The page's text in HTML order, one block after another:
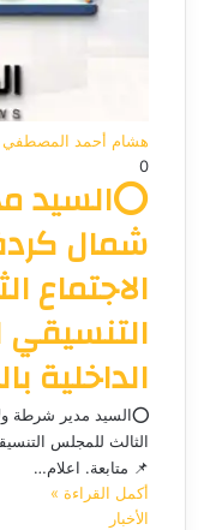
هشام أحمد المصطفي (
0
⭕السيد
شمال
الاجتماع
التنسيقي
الداخلية
⭕السيد مدير شرطة
الثالث للمجلس
📌 متابعة. اعلام…
أكمل القراءة »
الأخبار